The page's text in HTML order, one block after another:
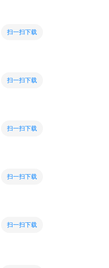
扫一扫下载
扫一扫下载
扫一扫下载
扫一扫下载
扫一扫下载